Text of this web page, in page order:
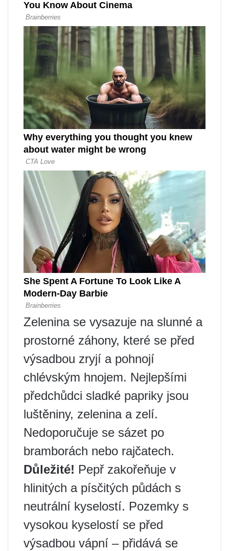
Zelenina se vysazuje na slunné a
prostorné záhony, které se před
výsadbou zryjí a pohnojí
chlévským hnojem. Nejlepšími
předchůdci sladké papriky jsou
luštěniny, zelenina a zelí.
Nedoporučuje se sázet po
bramborách nebo rajčatech.
Důležité! Pepř zakořeňuje v
hlinitých a písčitých půdách s
neutrální kyselostí. Pozemky s
vysokou kyselostí se před
výsadbou vápní – přidává se